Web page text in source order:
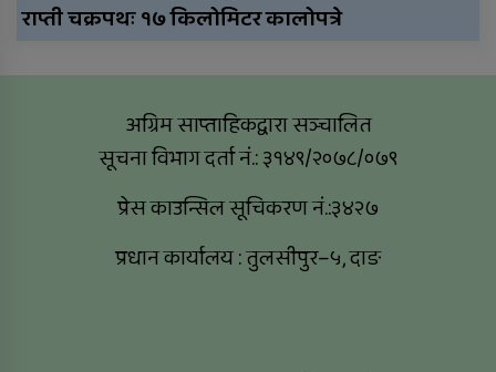
राप्ती चक्रपथः १७ किलोमिटर कालोपत्रे
अग्रिम साप्ताहिकद्वारा सञ्चालित
सूचना विभाग दर्ता नं.: ३१४९/२०७८/०७९
प्रेस काउन्सिल सूचिकरण नं.:३४२७
प्रधान कार्यालय : तुलसीपुर–५, दाङ